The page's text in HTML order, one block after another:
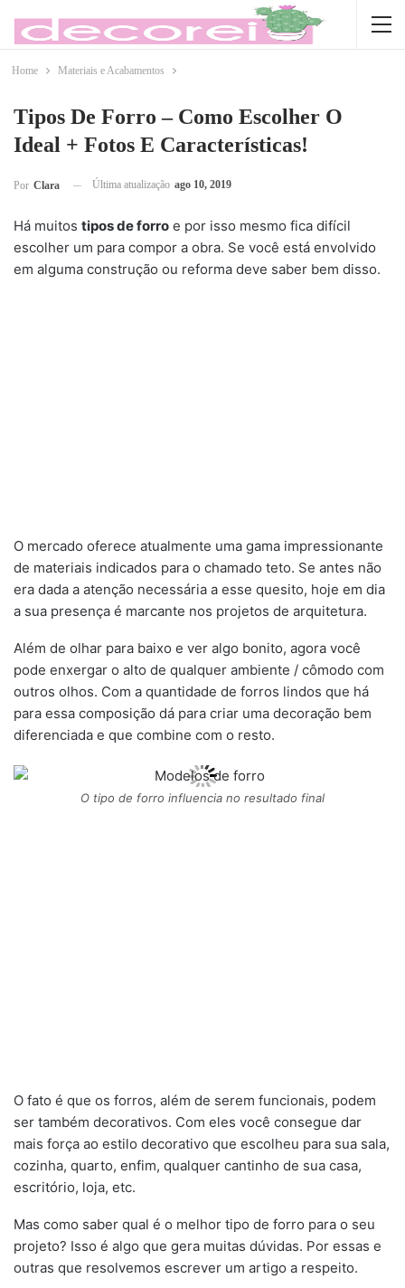
Home Materiais e Acabamentos
Tipos De Forro – Como Escolher O
Ideal + Fotos E Características!
Por Clara Última atualização ago 10, 2019
Há muitos tipos de forro e por isso mesmo fica difícil
escolher um para compor a obra. Se você está envolvido
em alguma construção ou reforma deve saber bem disso.
O mercado oferece atualmente uma gama impressionante
de materiais indicados para o chamado teto. Se antes não
era dada a atenção necessária a esse quesito, hoje em dia
a sua presença é marcante nos projetos de arquitetura.
Além de olhar para baixo e ver algo bonito, agora você
pode enxergar o alto de qualquer ambiente / cômodo com
outros olhos. Com a quantidade de forros lindos que há
para essa composição dá para criar uma decoração bem
diferenciada e que combine com o resto.
O tipo de forro influencia no resultado final
O fato é que os forros, além de serem funcionais, podem
ser também decorativos. Com eles você consegue dar
mais força ao estilo decorativo que escolheu para sua sala,
cozinha, quarto, enfim, qualquer cantinho de sua casa,
escritório, loja, etc.
Mas como saber qual é o melhor tipo de forro para o seu
projeto? Isso é algo que gera muitas dúvidas. Por essas e
outras que resolvemos escrever um artigo a respeito.